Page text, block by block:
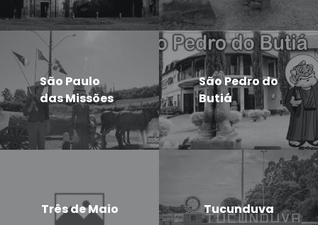
São Paulo
das Missões
São Pedro do
Butiá
Três de Maio Tucunduva